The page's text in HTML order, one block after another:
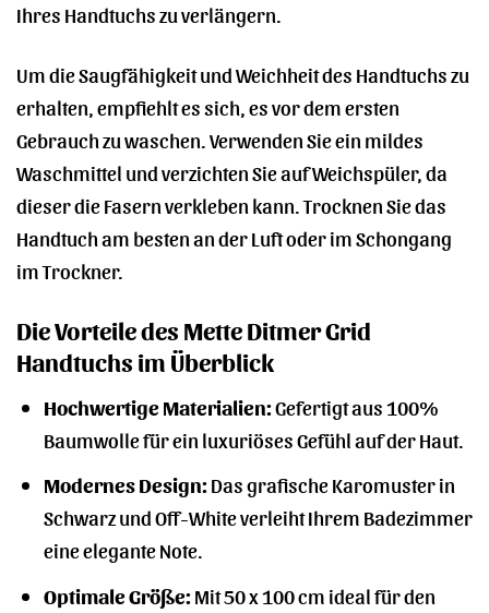
Ihres Handtuchs zu verlängern.
Um die Saugfähigkeit und Weichheit des Handtuchs zu
erhalten, empfiehlt es sich, es vor dem ersten
Gebrauch zu waschen. Verwenden Sie ein mildes
Waschmittel und verzichten Sie auf Weichspüler, da
dieser die Fasern verkleben kann. Trocknen Sie das
Handtuch am besten an der Luft oder im Schongang
im Trockner.
Die Vorteile des Mette Ditmer Grid
Handtuchs im Überblick
Hochwertige Materialien:Gefertigt aus 100%
Baumwolle für ein luxuriöses Gefühl auf der Haut.
Modernes Design:Das grafische Karomuster in
Schwarz und Off-White verleiht Ihrem Badezimmer
eine elegante Note.
Optimale Größe:Mit 50 x 100 cm ideal für den